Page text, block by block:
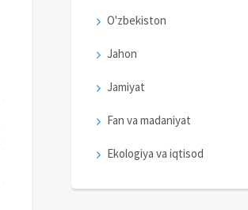
O'zbekiston
Jahon
Jamiyat
Fan va madaniyat
Ekologiya va iqtisod